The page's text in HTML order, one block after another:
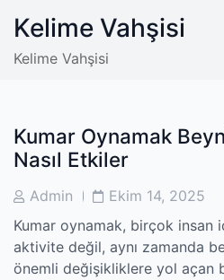
content
Kelime Vahşisi
Kelime Vahşisi
Kumar Oynamak
Nasıl Etkiler
PostAdmin
PostEkim 14, 2025
Kumar oynamak, birçok insan
aktivite değil, aynı zamanda
önemli değişikliklere yol açan